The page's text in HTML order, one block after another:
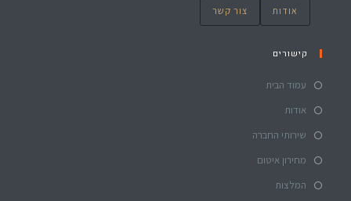
אודות צור קשר
קישורים
עמוד הבית
אודות
שירותי החברה
מחירון איטום
המלצות